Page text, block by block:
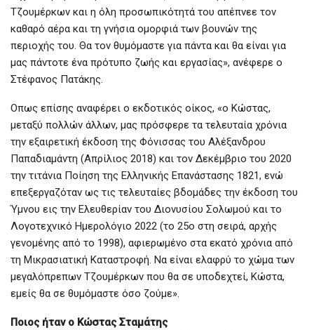
Τζουμέρκων και η όλη προσωπικότητά του απέπνεε τον
καθαρό αέρα και τη γνήσια ομορφιά των βουνών της
περιοχής του. Θα τον θυμόμαστε για πάντα και θα είναι για
μας πάντοτε ένα πρότυπο ζωής και εργασίας», ανέφερε ο
Στέφανος Πατάκης.
Οπως επίσης αναφέρει ο εκδοτικός οίκος, «ο Κώστας,
μεταξύ πολλών άλλων, μας πρόσφερε τα τελευταία χρόνια
την εξαιρετική έκδοση της Φόνισσας του Αλέξανδρου
Παπαδιαμάντη (Απρίλιος 2018) και τον Δεκέμβριο του 2020
την τιτάνια Ποίηση της Ελληνικής Επανάστασης 1821, ενώ
επεξεργαζόταν ως τις τελευταίες βδομάδες την έκδοση του
Ύμνου εις την Ελευθερίαν του Διονυσίου Σολωμού και το
Λογοτεχνικό Ημερολόγιο 2022 (το 25ο στη σειρά, αρχής
γενομένης από το 1998), αφιερωμένο στα εκατό χρόνια από
τη Μικρασιατική Καταστροφή. Να είναι ελαφρύ το χώμα των
μεγαλόπρεπων Τζουμέρκων που θα σε υποδεχτεί, Κώστα,
εμείς θα σε θυμόμαστε όσο ζούμε».
Ποιος ήταν ο Κώστας Σταμάτης